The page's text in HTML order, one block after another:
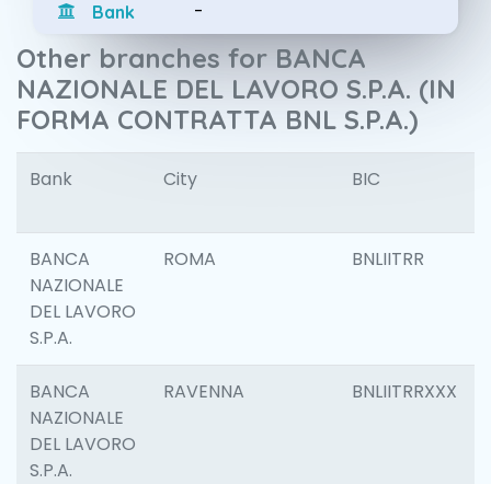
Bank -
Other branches for BANCA
NAZIONALE DEL LAVORO S.P.A. (IN
FORMA CONTRATTA BNL S.P.A.)
Bank City BIC
BANCA
NAZIONALE
DEL LAVORO
S.P.A.
ROMA BNLIITRR
BANCA
NAZIONALE
DEL LAVORO
S.P.A.
RAVENNA BNLIITRRXXX